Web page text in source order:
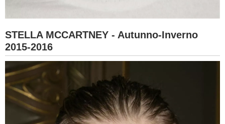
STELLA MCCARTNEY - Autunno-Inverno
2015-2016